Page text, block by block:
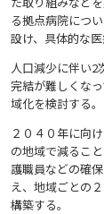
る拠点病院につ
設け、具体的な医
人口減少に伴い2
完結が難しくな
域化を検討する。
２０４０年に向
の地域で減るこ
護職員などの確
え、地域ごとの
構築する。